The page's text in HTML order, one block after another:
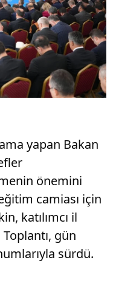
yapan Bakan
önemini
camiası için
katılımcı il
gün
sürdü.